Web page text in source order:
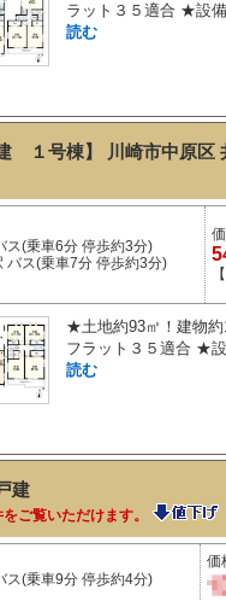
ラット３５適合 ★設
読む
１号棟】 川崎市中原区
ス(乗車6分 停歩約3分)
バス(乗車7分 停歩約3分)
★土地約93㎡！建物
フラット３５適合 ★
読む
建
ご覧いただけます。
ス(乗車9分 停歩約4分)
価